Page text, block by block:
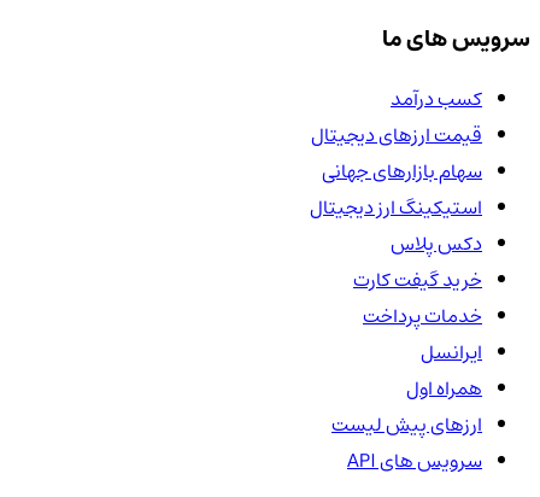
سرویس های ما
کسب درآمد
قیمت ارزهای دیجیتال
سهام بازارهای جهانی
استیکینگ ارز دیجیتال
دکس پلاس
خرید گیفت کارت
خدمات پرداخت
ایرانسل
همراه اول
ارزهای پیش لیست
سرویس های API